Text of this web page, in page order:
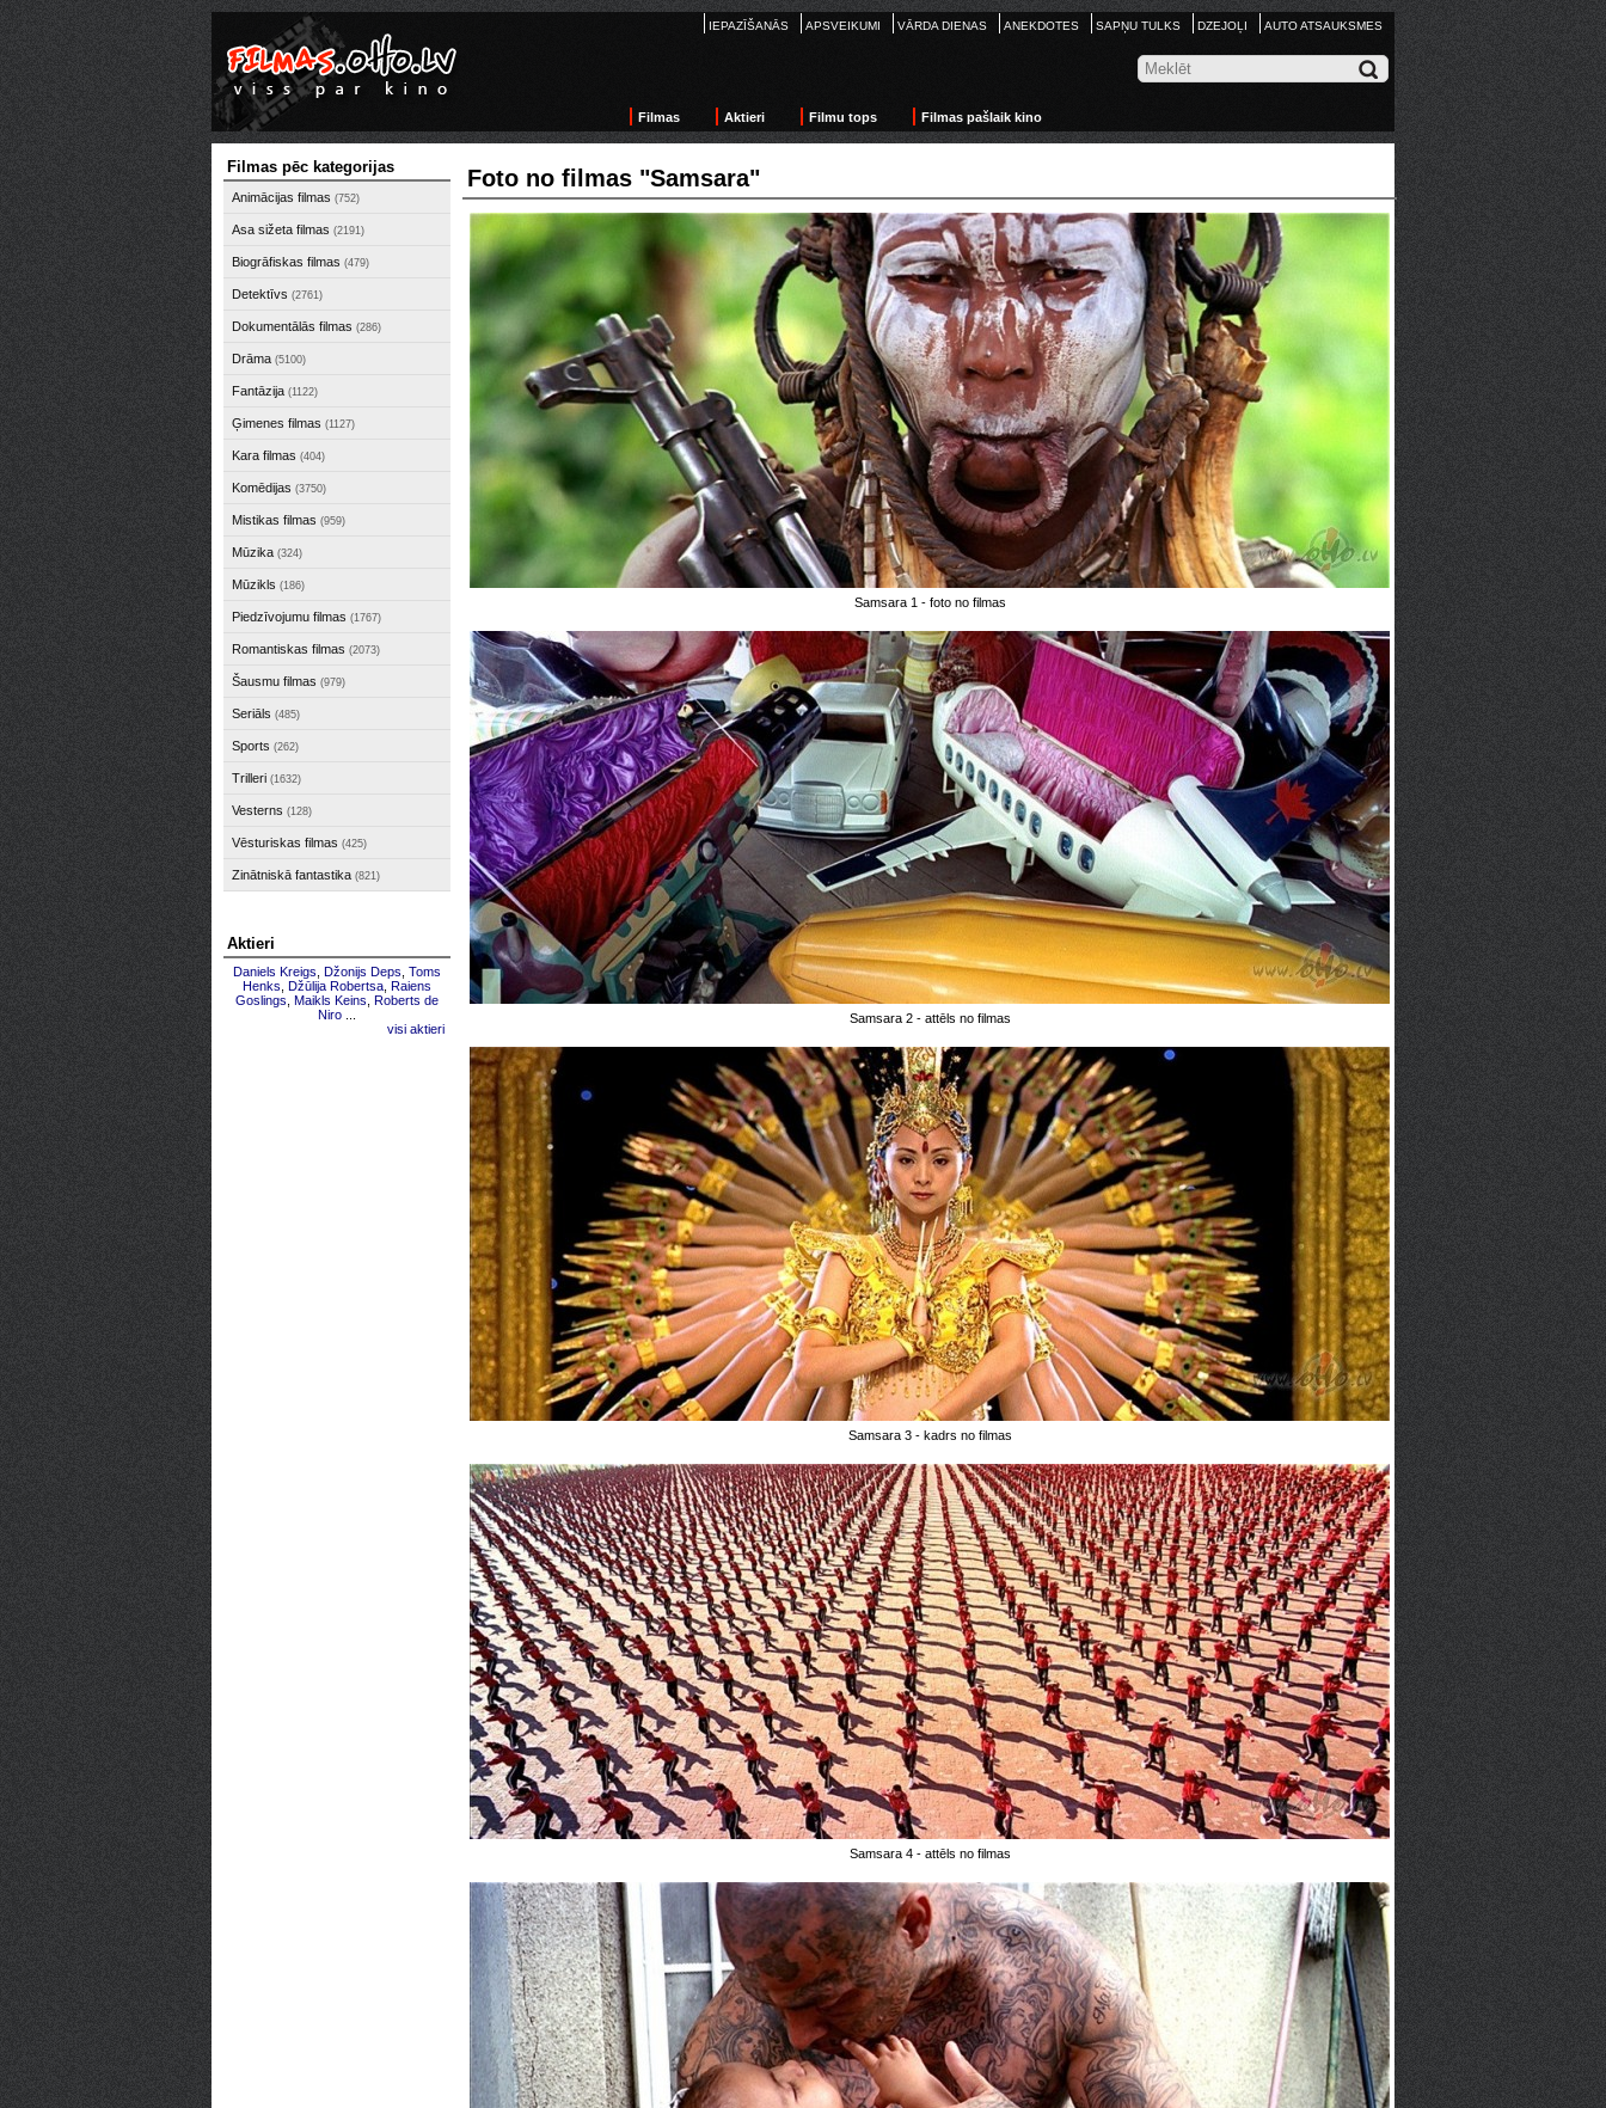
IEPAZĪŠANĀS APSVEIKUMI VĀRDA DIENAS ANEKDOTES SAPŅU TULKS DZEJOĻI AUTO ATSAUKSMES
Filmas Aktieri Filmu tops Filmas pašlaik kino
Filmas pēc kategorijas
Animācijas filmas (752)
Asa sižeta filmas (2191)
Biogrāfiskas filmas (479)
Detektīvs (2761)
Dokumentālās filmas (286)
Drāma (5100)
Fantāzija (1122)
Ģimenes filmas (1127)
Kara filmas (404)
Komēdijas (3750)
Mistikas filmas (959)
Mūzika (324)
Mūzikls (186)
Piedzīvojumu filmas (1767)
Romantiskas filmas (2073)
Šausmu filmas (979)
Seriāls (485)
Sports (262)
Trilleri (1632)
Vesterns (128)
Vēsturiskas filmas (425)
Zinātniskā fantastika (821)
Aktieri
Daniels Kreigs Džonijs Deps Toms
Henks Džūlija Robertsa Raiens
Goslings Maikls Keins Roberts de
Niro
visi aktieri
Foto no filmas "Samsara"
Samsara 1 - foto no filmas
Samsara 2 - attēls no filmas
Samsara 3 - kadrs no filmas
Samsara 4 - attēls no filmas